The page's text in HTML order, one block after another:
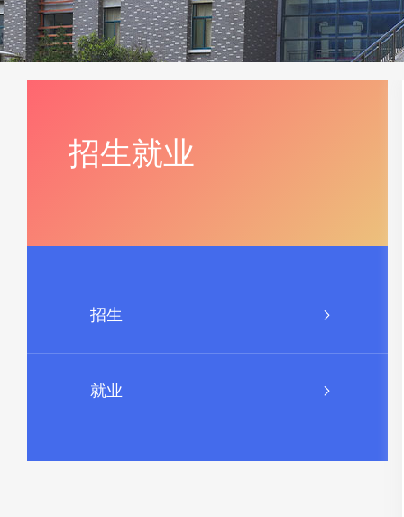
招生就业
招生
就业